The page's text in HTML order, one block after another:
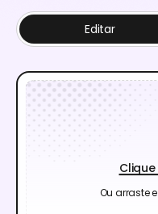
Ou arraste
Editar